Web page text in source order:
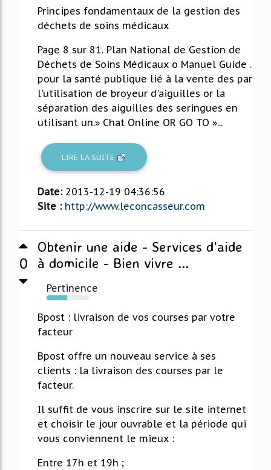
Principes fondamentaux de la gestion des
déchets de soins médicaux
Page 8 sur 81. Plan National de Gestion de
Déchets de Soins Médicaux o Manuel Guide .
pour la santé publique lié à la vente des par
l'utilisation de broyeur d'aiguilles or la
séparation des aiguilles des seringues en
utilisant un.» Chat Online OR GO TO »...
LIRE LA SUITE
Date: 2013-12-19 04:36:56
Site : http://www.leconcasseur.com
0
Obtenir une aide - Services d'aide
à domicile - Bien vivre ...
Pertinence
48%
Bpost : livraison de vos courses par votre
facteur
Bpost offre un nouveau service à ses
clients : la livraison des courses par le
facteur.
Il suffit de vous inscrire sur le site internet
et choisir le jour ouvrable et la période qui
vous conviennent le mieux :
Entre 17h et 19h ;